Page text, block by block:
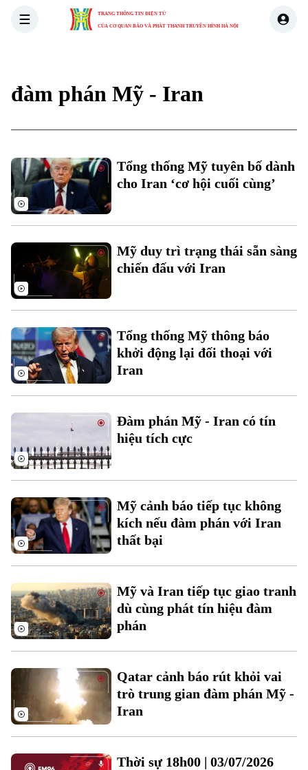
TRANG THÔNG TIN ĐIỆN TỬ
CỦA CƠ QUAN BÁO VÀ PHÁT THANH TRUYỀN HÌNH HÀ NỘI
Xu hướng
đàm phán Mỹ - Iran
Tổng thống Mỹ tuyên bố dành
cho Iran ‘cơ hội cuối cùng’
Mỹ duy trì trạng thái sẵn sàng
chiến đấu với Iran
Tổng thống Mỹ thông báo
khởi động lại đối thoại với
Iran
Đàm phán Mỹ - Iran có tín
hiệu tích cực
Mỹ cảnh báo tiếp tục không
kích nếu đàm phán với Iran
thất bại
Mỹ và Iran tiếp tục giao tranh
dù cùng phát tín hiệu đàm
phán
Qatar cảnh báo rút khỏi vai
trò trung gian đàm phán Mỹ -
Iran
Thời sự 18h00 | 03/07/2026